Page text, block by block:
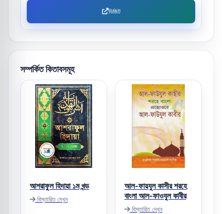
ভিজিট
সম্পর্কিত কিতাবসমূহ
আশরাফুল হিদায়া ১ম খন্ড
বিস্তারিত দেখুন
আল-ফায়যুল কাসীর শরহে
বাংলা আল-ফাওযুল কাবীর
বিস্তারিত দেখুন